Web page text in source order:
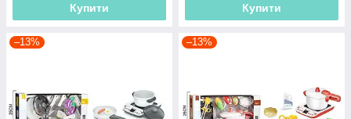
Купити Купити
–13% –13%